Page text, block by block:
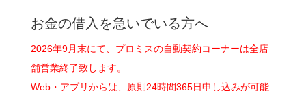
お金の借入を急いでいる方へ
2026年9月末にて、プロミスの自動契約コーナーは全店
舗営業終了致します。
Web・アプリからは、原則24時間365日申し込みが可能